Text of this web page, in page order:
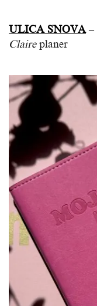
ULICA SNOVA –
Claireplaner